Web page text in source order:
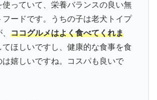
使っていて、栄養バランスの良い無
フードです。うちの子は老犬トイプ
ココグルメはよく食べてくれま
てほしいですし、健康的な食事を食
は嬉しいですね。コスパも良いで